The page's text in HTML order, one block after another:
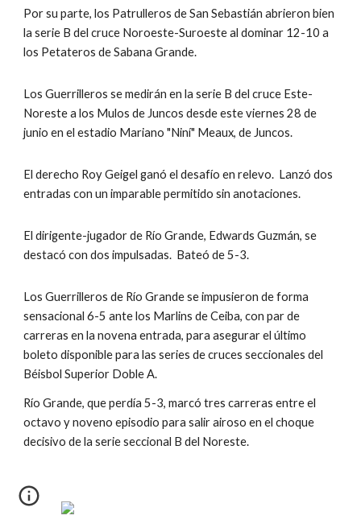
Por su parte, los Patrulleros de San Sebastián abrieron bien
la serie B del cruce Noroeste-Suroeste al dominar 12-10 a
los Petateros de Sabana Grande.
Los Guerrilleros se medirán en la serie B del cruce Este-
Noreste a los Mulos de Juncos desde este viernes 28 de
junio en el estadio Mariano "Niní" Meaux, de Juncos.
El derecho Roy Geigel ganó el desafío en relevo.  Lanzó dos
entradas con un imparable permitido sin anotaciones.
El dirigente-jugador de Río Grande, Edwards Guzmán, se
destacó con dos impulsadas.  Bateó de 5-3.
Los Guerrilleros de Río Grande se impusieron de forma
sensacional 6-5 ante los Marlins de Ceiba, con par de
carreras en la novena entrada, para asegurar el último
boleto disponible para las series de cruces seccionales del
Béisbol Superior Doble A.
Río Grande, que perdía 5-3, marcó tres carreras entre el
octavo y noveno episodio para salir airoso en el choque
decisivo de la serie seccional B del Noreste.